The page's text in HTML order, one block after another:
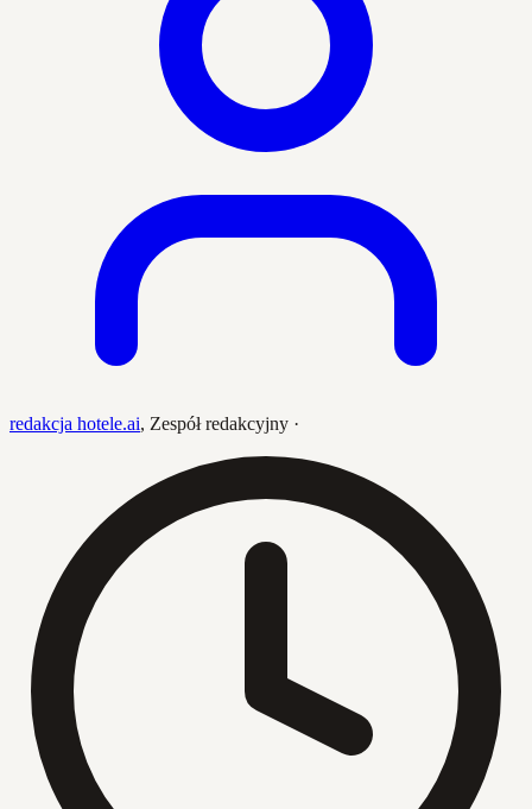
redakcja hotele.ai, Zespół redakcyjny ·